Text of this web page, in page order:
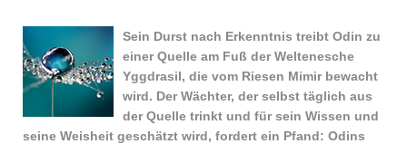
Sein Durst nach Erkenntnis treibt Odin zu
einer Quelle am Fuß der Weltenesche
Yggdrasil, die vom Riesen Mimir bewacht
wird. Der Wächter, der selbst täglich aus
der Quelle trinkt und für sein Wissen und
seine Weisheit geschätzt wird, fordert ein Pfand: Odins